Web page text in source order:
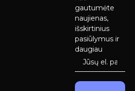
gautumėte
naujienas,
išskirtinius
pasiūlymus ir
daugiau